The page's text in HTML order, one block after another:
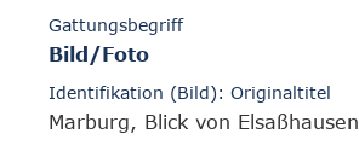
Gattungsbegriff
Bild/Foto
Identifikation (Bild): Originaltitel
Marburg, Blick von Elsaßhausen